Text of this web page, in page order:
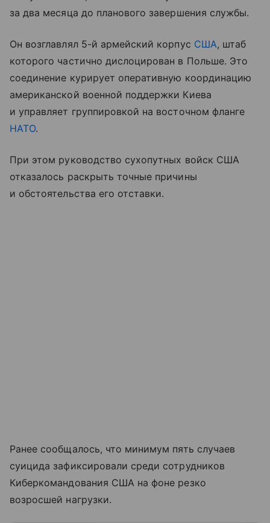
за два месяца до планового завершения службы.
Он возглавлял 5-й армейский корпус США, штаб
которого частично дислоцирован в Польше. Это
соединение курирует оперативную координацию
американской военной поддержки Киева
и управляет группировкой на восточном фланге
НАТО.
При этом руководство сухопутных войск США
отказалось раскрыть точные причины
и обстоятельства его отставки.
Ранее сообщалось, что минимум пять случаев
суицида зафиксировали среди сотрудников
Киберкомандования США на фоне резко
возросшей нагрузки.